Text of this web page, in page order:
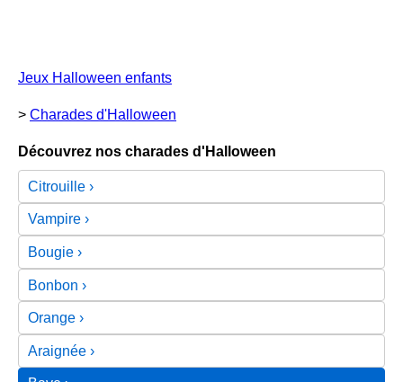
Jeux Halloween enfants
> Charades d'Halloween
Découvrez nos charades d'Halloween
Citrouille
Vampire
Bougie
Bonbon
Orange
Araignée